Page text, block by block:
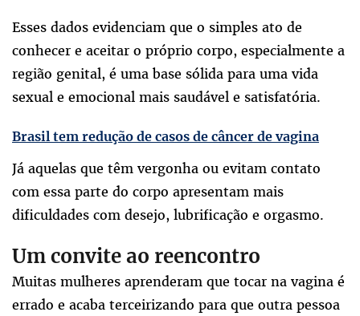
Esses dados evidenciam que o simples ato de
conhecer e aceitar o próprio corpo, especialmente a
região genital, é uma base sólida para uma vida
sexual e emocional mais saudável e satisfatória.
Brasil tem redução de casos de câncer de vagina
Já aquelas que têm vergonha ou evitam contato
com essa parte do corpo apresentam mais
dificuldades com desejo, lubrificação e orgasmo.
Um convite ao reencontro
Muitas mulheres aprenderam que tocar na vagina é
errado e acaba terceirizando para que outra pessoa